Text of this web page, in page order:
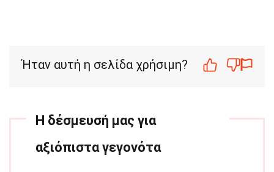
Ήταν αυτή η σελίδα χρήσιμη?
Η δέσμευσή μας για
αξιόπιστα γεγονότα